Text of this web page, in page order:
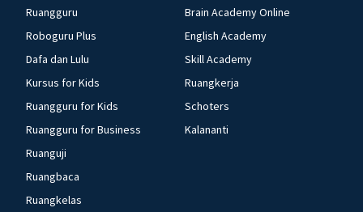
Ruangguru
Roboguru Plus
Dafa dan Lulu
Kursus for Kids
Ruangguru for Kids
Ruangguru for Business
Ruanguji
Ruangbaca
Ruangkelas
Brain Academy Online
English Academy
Skill Academy
Ruangkerja
Schoters
Kalananti